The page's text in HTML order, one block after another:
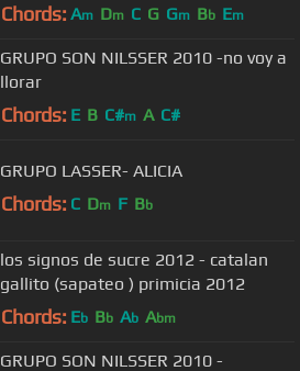
Chords: Am Dm C G Gm Bb Em
GRUPO SON NILSSER 2010 -no voy a
llorar
Chords: E B C#m A C#
GRUPO LASSER- ALICIA
Chords: C Dm F Bb
los signos de sucre 2012 - catalan
gallito (sapateo ) primicia 2012
Chords: Eb Bb Ab Abm
GRUPO SON NILSSER 2010 -